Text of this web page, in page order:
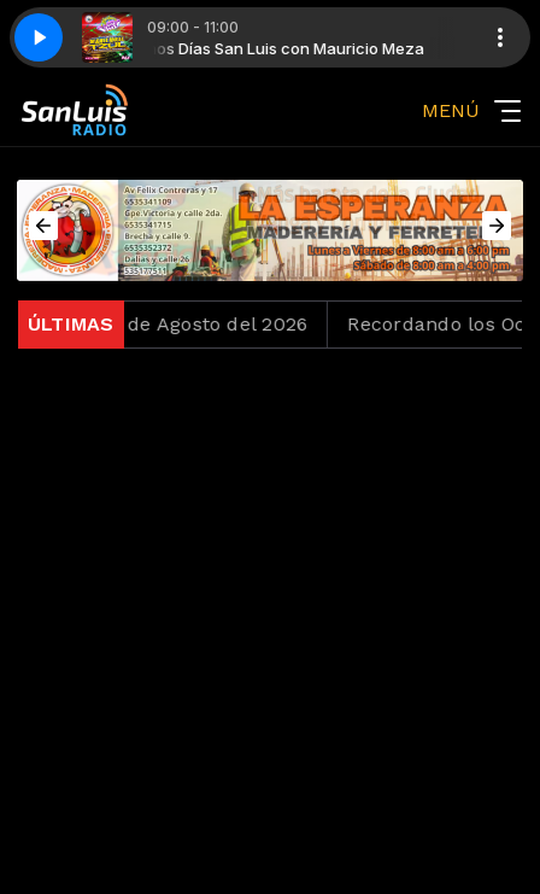
09:00 - 11:00
Meza Buenos Días San Luis con Mauricio Meza
GrandeMiguel mateos y Zas - Cuando Seas Grande
Meza Divas de Amor y Dolor con Mauricio Meza
MENÚ
ÚLTIMAS
del 6 de Agosto del 2026 Recordando los